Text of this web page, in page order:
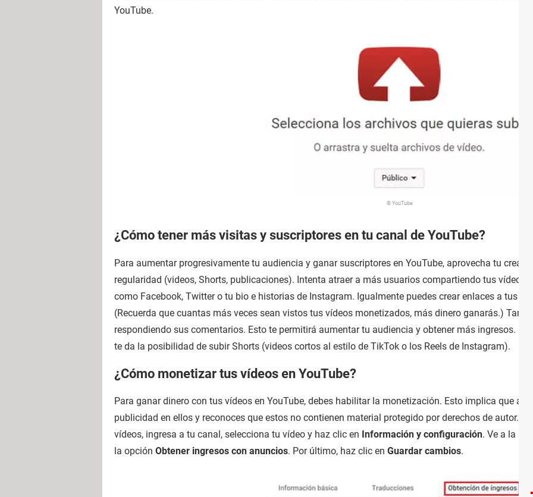
YouTube.
© YouTube
¿Cómo tener más visitas y suscriptores en tu canal de YouTube?
Para aumentar progresivamente tu audiencia y ganar suscriptores en YouTube, aprovecha tu
regularidad (videos, Shorts, publicaciones). Intenta atraer a más usuarios compartiendo tus vídeos
como Facebook, Twitter o tu bio e historias de Instagram. Igualmente puedes crear enlaces a tus
(Recuerda que cuantas más veces sean vistos tus vídeos monetizados, más dinero ganarás.)
respondiendo sus comentarios. Esto te permitirá aumentar tu audiencia y obtener más ingresos.
te da la posibilidad de subir Shorts (videos cortos al estilo de TikTok o los Reels de Instagram).
¿Cómo monetizar tus vídeos en YouTube?
Para ganar dinero con tus vídeos en YouTube, debes habilitar la monetización. Esto implica que
publicidad en ellos y reconoces que estos no contienen material protegido por derechos de autor.
vídeos, ingresa a tu canal, selecciona tu vídeo y haz clic en Información y configuración. Ve a la
la opción Obtener ingresos con anuncios. Por último, haz clic en Guardar cambios.